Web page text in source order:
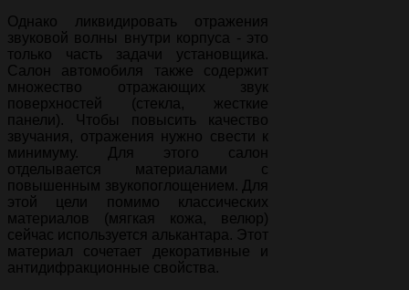
Однако ликвидировать отражения
звуковой волны внутри корпуса - это
только часть задачи установщика.
Салон автомобиля также содержит
множество отражающих звук
поверхностей (стекла, жесткие
панели). Чтобы повысить качество
звучания, отражения нужно свести к
минимуму. Для этого салон
отделывается материалами с
повышенным звукопоглощением. Для
этой цели помимо классических
материалов (мягкая кожа, велюр)
сейчас используется алькантара. Этот
материал сочетает декоративные и
антидифракционные свойства.